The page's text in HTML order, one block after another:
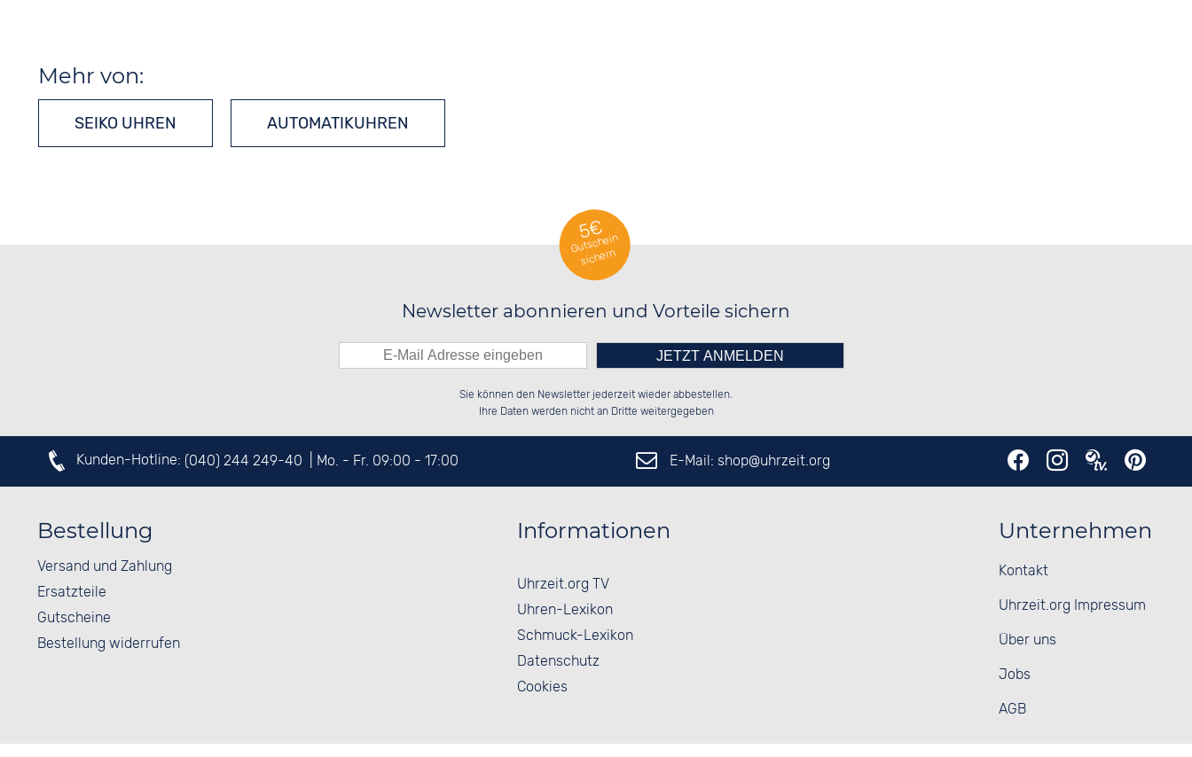
Mehr von:
SEIKO UHREN AUTOMATIKUHREN
5€
Gutschein
sichern
Newsletter abonnieren und Vorteile sichern
░░░░██░░██░░██░░██░░██░░██░░░░░░
░░████░░██████░░██████░░██████░░
██░░░░░░██░░██░░██░░██░░██░░██░░
Bitte tragen Sie die Zahl in
das nebenstehende Feld ein.
Sie können den Newsletter jederzeit wieder abbestellen.
Ihre Daten werden nicht an Dritte weitergegeben
Kunden-Hotline: (040) 244 249-40 | Mo. - Fr. 09:00 - 17:00 E-Mail: shop@uhrzeit.org
Bestellung
Versand und Zahlung
Ersatzteile
Gutscheine
Bestellung widerrufen
Informationen
Uhrzeit.org TV
Uhren-Lexikon
Schmuck-Lexikon
Datenschutz
Cookies
Unternehmen
Kontakt
Uhrzeit.org Impressum
Über uns
Jobs
AGB